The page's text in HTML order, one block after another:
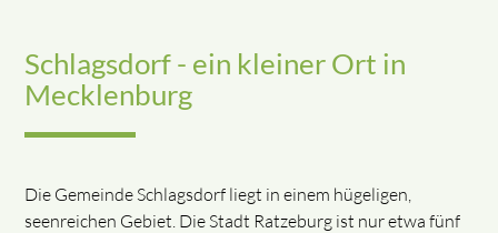
Schlagsdorf - ein kleiner Ort in
Mecklenburg
Die Gemeinde Schlagsdorf liegt in einem hügeligen,
seenreichen Gebiet. Die Stadt Ratzeburg ist nur etwa fünf